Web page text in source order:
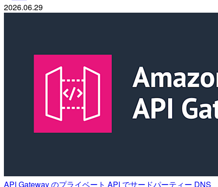
2026.06.29
API Gateway のプライベート API でサードパーティー DNS